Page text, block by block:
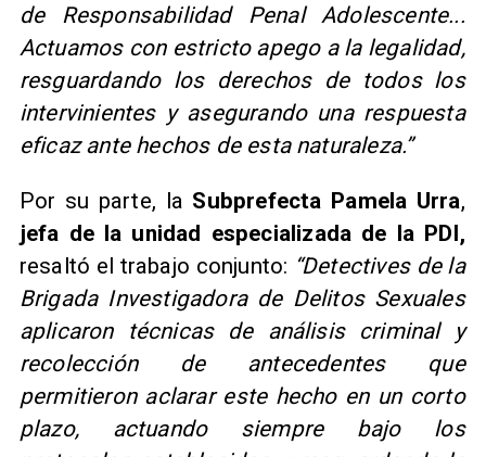
de Responsabilidad Penal Adolescente...
Actuamos con estricto apego a la legalidad,
resguardando los derechos de todos los
intervinientes y asegurando una respuesta
eficaz ante hechos de esta naturaleza.”
Por su parte, la Subprefecta Pamela Urra,
jefa de la unidad especializada de la PDI,
resaltó el trabajo conjunto: “Detectives de la
Brigada Investigadora de Delitos Sexuales
aplicaron técnicas de análisis criminal y
recolección de antecedentes que
permitieron aclarar este hecho en un corto
plazo, actuando siempre bajo los